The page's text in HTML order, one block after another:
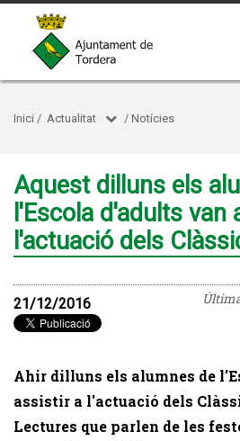
Inici / Actualitat / Notícies
Aquest dilluns els
l'Escola d'adults van
l'actuació dels
21/12/2016
Ahir dilluns els alumnes de
assistir a l'actuació dels
Lectures que parlen de les